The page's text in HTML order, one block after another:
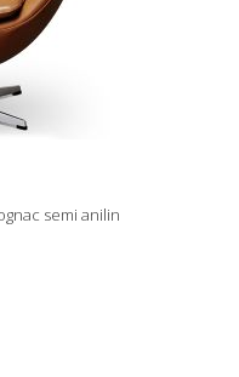
semi anilin